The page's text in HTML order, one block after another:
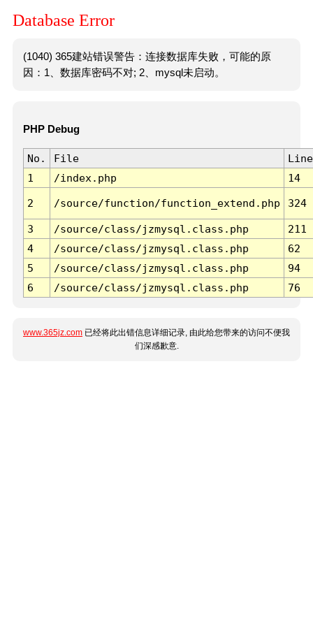
Database Error
(1040) 365建站错误警告：连接数据库失败，可能的原
因：1、数据库密码不对; 2、mysql未启动。
PHP Debug
No. File
Line
1
/index.php 14
2 /source/function/function_extend.php 324
3 /source/class/jzmysql.class.php
211
4
/source/class/jzmysql.class.php
62
5
/source/class/jzmysql.class.php
94
6
/source/class/jzmysql.class.php 76
www.365jz.com 已经将此出错信息详细记录, 由此给您带来的访问不便我
们深感歉意.